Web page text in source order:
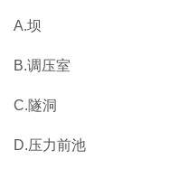
A.坝
B.调压室
C.隧洞
D.压力前池